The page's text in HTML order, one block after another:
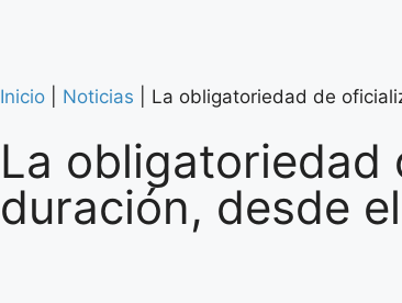
Inicio Noticias La obligatoriedad de
La obligatoriedad
duración, desde